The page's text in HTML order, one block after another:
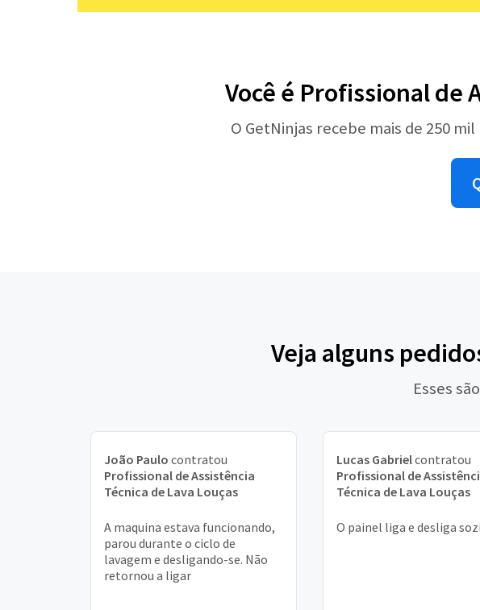
Você é Profissional de
O GetNinjas recebe mais de 250
Veja alguns
Esses
João Paulo contratou
Profissional de Assistência
Técnica de Lava Louças
A maquina estava funcionando,
parou durante o ciclo de
lavagem e desligando-se. Não
retornou a ligar
Lucas Gabrielcontratou
Profissional de
Técnica de Lava Louças
O painel liga e desliga